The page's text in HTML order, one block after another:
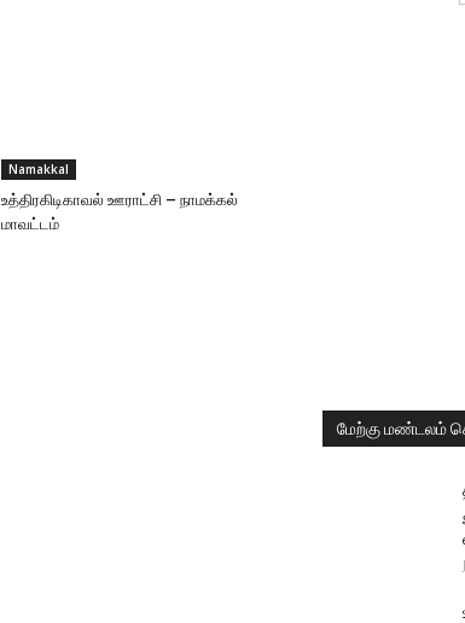
Namakkal
உத்திரகிடிகாவல் ஊராட்சி – நாமக்கல்
மாவட்டம்
மேற்கு மண்டலம்